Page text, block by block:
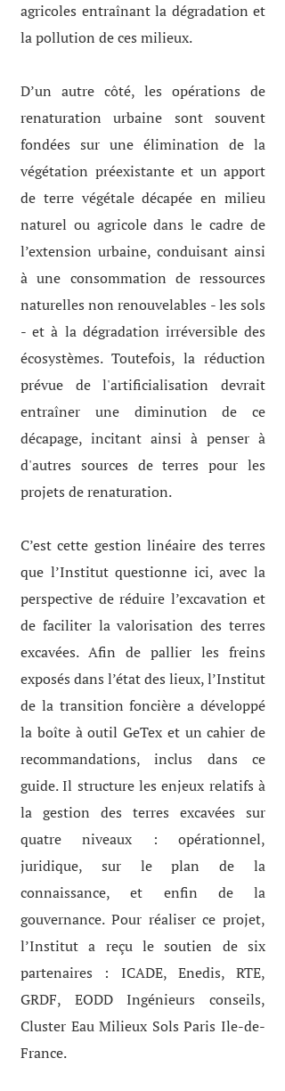
agricoles entraînant la dégradation et
la pollution de ces milieux.
D’un autre côté, les opérations de
renaturation urbaine sont souvent
fondées sur une élimination de la
végétation préexistante et un apport
de terre végétale décapée en milieu
naturel ou agricole dans le cadre de
l’extension urbaine, conduisant ainsi
à une consommation de ressources
naturelles non renouvelables - les sols
- et à la dégradation irréversible des
écosystèmes. Toutefois, la réduction
prévue de l'artificialisation devrait
entraîner une diminution de ce
décapage, incitant ainsi à penser à
d'autres sources de terres pour les
projets de renaturation.
C’est cette gestion linéaire des terres
que l’Institut questionne ici, avec la
perspective de réduire l’excavation et
de faciliter la valorisation des terres
excavées. Afin de pallier les freins
exposés dans l’état des lieux, l’Institut
de la transition foncière a développé
la boîte à outil GeTex et un cahier de
recommandations, inclus dans ce
guide. Il structure les enjeux relatifs à
la gestion des terres excavées sur
quatre niveaux : opérationnel,
juridique, sur le plan de la
connaissance, et enfin de la
gouvernance. Pour réaliser ce projet,
l’Institut a reçu le soutien de six
partenaires : ICADE, Enedis, RTE,
GRDF, EODD Ingénieurs conseils,
Cluster Eau Milieux Sols Paris Ile-de-
France.